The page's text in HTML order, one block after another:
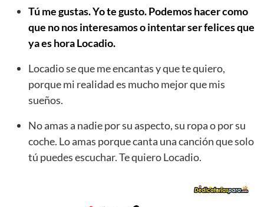
Tú me gustas. Yo te gusto. Podemos hacer como
que no nos interesamos o intentar ser felices que
ya es hora Locadio.
Locadio se que me encantas y que te quiero,
porque mi realidad es mucho mejor que mis
sueños.
No amas a nadie por su aspecto, su ropa o por su
coche. Lo amas porque canta una canción que solo
tú puedes escuchar. Te quiero Locadio.